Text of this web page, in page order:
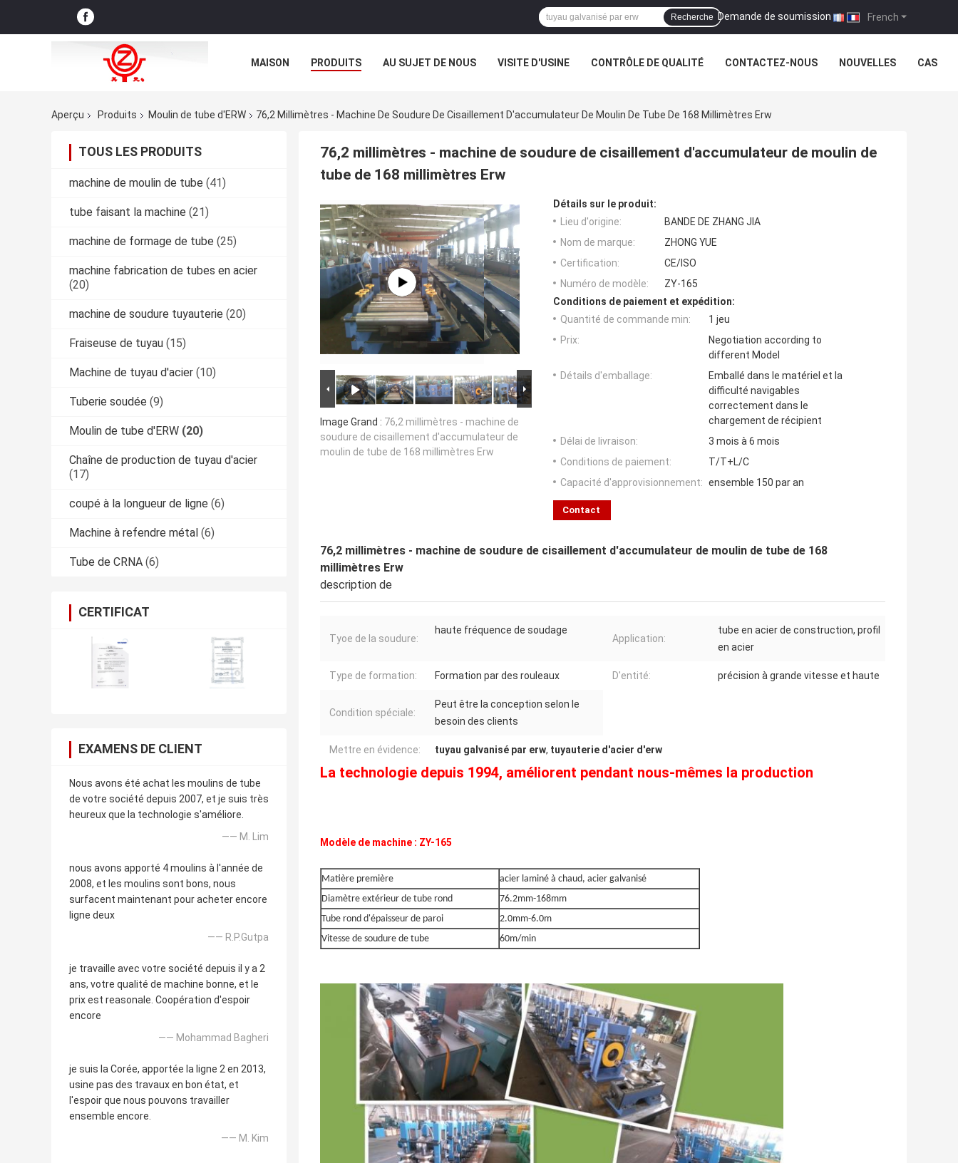
French
Demande de soumission |
Recherche
MAISON PRODUITS AU SUJET DE NOUS VISITE D'USINE CONTRÔLE DE QUALITÉ CONTACTEZ-NOUS NOUVELLES CAS
Aperçu
Produits Moulin de tube d'ERW 76,2 Millimètres - Machine De Soudure De Cisaillement D'accumulateur De Moulin De Tube De 168 Millimètres Erw
TOUS LES PRODUITS
machine de moulin de tube (41)
tube faisant la machine (21)
machine de formage de tube (25)
machine fabrication de tubes en acier
(20)
machine de soudure tuyauterie (20)
Fraiseuse de tuyau (15)
Machine de tuyau d'acier (10)
Tuberie soudée (9)
Moulin de tube d'ERW (20)
Chaîne de production de tuyau d'acier
(17)
coupé à la longueur de ligne (6)
Machine à refendre métal (6)
Tube de CRNA (6)
CERTIFICAT
EXAMENS DE CLIENT
Nous avons été achat les moulins de tube
de votre société depuis 2007, et je suis très
heureux que la technologie s'améliore.
—— M. Lim
nous avons apporté 4 moulins à l'année de
2008, et les moulins sont bons, nous
surfacent maintenant pour acheter encore
ligne deux
—— R.P.Gutpa
je travaille avec votre société depuis il y a 2
ans, votre qualité de machine bonne, et le
prix est reasonale. Coopération d'espoir
encore
—— Mohammad Bagheri
je suis la Corée, apportée la ligne 2 en 2013,
usine pas des travaux en bon état, et
l'espoir que nous pouvons travailler
ensemble encore.
—— M. Kim
76,2 millimètres - machine de soudure de cisaillement d'accumulateur de moulin de
tube de 168 millimètres Erw
Image Grand : 76,2 millimètres - machine de
soudure de cisaillement d'accumulateur de
moulin de tube de 168 millimètres Erw
Détails sur le produit:
Lieu d'origine:
BANDE DE ZHANG JIA
Nom de marque:
ZHONG YUE
Certification:
CE/ISO
Numéro de modèle:
ZY-165
Conditions de paiement et expédition:
Quantité de commande min:
1 jeu
Prix:
Negotiation according to
different Model
Détails d'emballage:
Emballé dans le matériel et la
difficulté navigables
correctement dans le
chargement de récipient
Délai de livraison:
3 mois à 6 mois
Conditions de paiement:
T/T+L/C
Capacité d'approvisionnement: ensemble 150 par an
Contact
76,2 millimètres - machine de soudure de cisaillement d'accumulateur de moulin de tube de 168
millimètres Erw
description de
Tyoe de la soudure:
haute fréquence de soudage
Application:
tube en acier de construction, profil
en acier
Type de formation: Formation par des rouleaux D'entité: précision à grande vitesse et haute
Condition spéciale:
Peut être la conception selon le
besoin des clients
Mettre en évidence: tuyau galvanisé par erw, tuyauterie d'acier d'erw
La technologie depuis 1994, améliorent pendant nous-mêmes la production
Modèle de machine : ZY-165
Matière première
acier laminé à chaud, acier galvanisé
Diamètre extérieur de tube rond
76.2mm-168mm
Tube rond d'épaisseur de paroi
2.0mm-6.0m
Vitesse de soudure de tube
60m/min